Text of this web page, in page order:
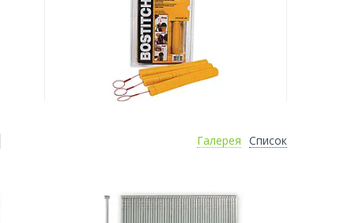
Галерея Список